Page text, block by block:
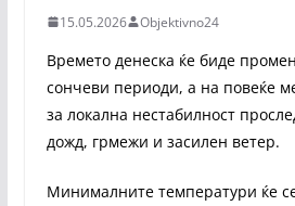
15.05.2026 Objektivno24
Времето денеска ќе биде
сончеви периоди, а на повеќе
за локална нестабилност
дожд, грмежи и засилен ветер.
Минималните температури ќе